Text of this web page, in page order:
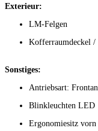
Exterieur:
LM-Felgen
Kofferraumdeckel /
Sonstiges:
Antriebsart:
Blinkleuchten LED
Ergonomiesitz